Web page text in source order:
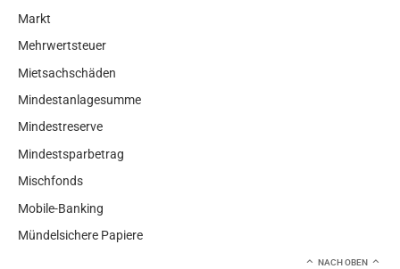
Markt
Mehrwertsteuer
Mietsachschäden
Mindestanlagesumme
Mindestreserve
Mindestsparbetrag
Mischfonds
Mobile-Banking
Mündelsichere Papiere
NACH OBEN